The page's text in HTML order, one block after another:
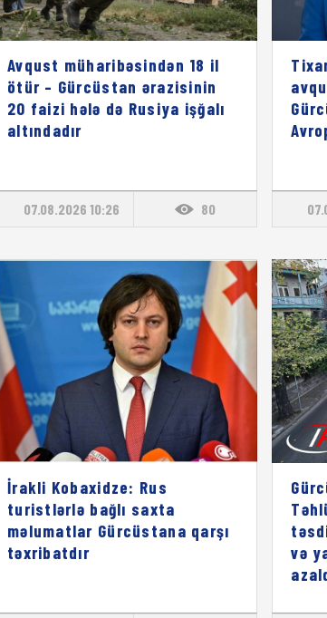
Avqust müharibəsindən 18 il
ötür – Gürcüstan ərazisinin
20 faizi hələ də Rusiya işğalı
altındadır
07.08.2026 10:26 80
İrakli Kobaxidze: Rus
turistlərlə bağlı saxta
məlumatlar Gürcüstana qarşı
təxribatdır
və